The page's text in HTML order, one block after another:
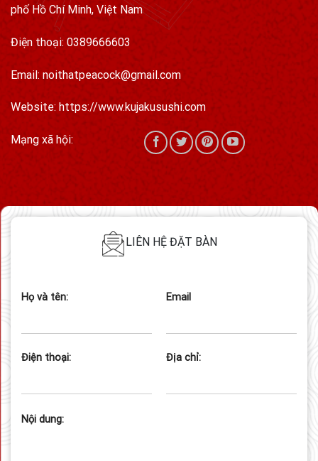
phố Hồ Chí Minh, Việt Nam
Điện thoại: 0389666603
Email: noithatpeacock@gmail.com
Website: https://www.kujakusushi.com
Mạng xã hội:
LIÊN HỆ ĐẶT BÀN
Họ và tên: Email
Điện thoại: Địa chỉ:
Nội dung: